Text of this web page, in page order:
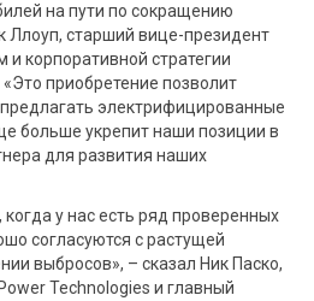
на пути по сокращению
Ллоуп, старший вице-президент
корпоративной стратегии
приобретение позволит
электрифицированные
больше укрепит наши позиции в
для развития наших
когда у нас есть ряд проверенных
согласуются с растущей
выбросов», – сказал Ник Паско,
Technologies и главный